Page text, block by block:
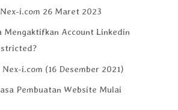
i.com 26 Maret 2023
Mengaktifkan Account Linkedin
i.com (16 Desember 2021)
Pembuatan Website Mulai